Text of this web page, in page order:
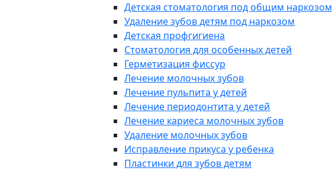
Детская стоматология под общим наркозом
Удаление зубов детям под наркозом
Детская профгигиена
Стоматология для особенных детей
Герметизация фиссур
Лечение молочных зубов
Лечение пульпита у детей
Лечение периодонтита у детей
Лечение кариеса молочных зубов
Удаление молочных зубов
Исправление прикуса у ребенка
Пластинки для зубов детям